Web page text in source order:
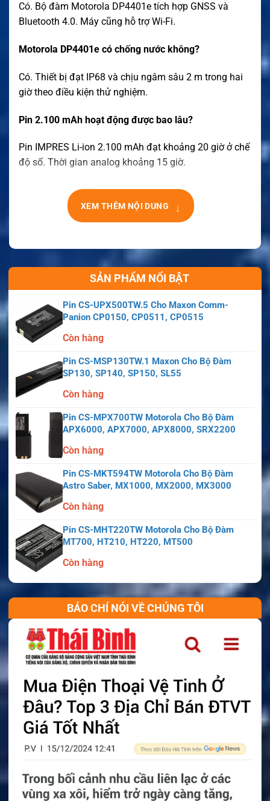
Có. Bộ đàm Motorola DP4401e tích hợp GNSS và
Bluetooth 4.0. Máy cũng hỗ trợ Wi-Fi.
Motorola DP4401e có chống nước không?
Có. Thiết bị đạt IP68 và chịu ngâm sâu 2 m trong hai
giờ theo điều kiện thử nghiệm.
Pin 2.100 mAh hoạt động được bao lâu?
Pin IMPRES Li-ion 2.100 mAh đạt khoảng 20 giờ ở chế
độ số. Thời gian analog khoảng 15 giờ.
XEM THÊM NỘI DUNG ↓
SẢN PHẨM NỔI BẬT
Pin CS-UPX500TW.5 Cho Maxon Comm-
Panion CP0150, CP0511, CP0515
Còn hàng
Pin CS-MSP130TW.1 Maxon Cho Bộ Đàm
SP130, SP140, SP150, SL55
Còn hàng
Pin CS-MPX700TW Motorola Cho Bộ Đàm
APX6000, APX7000, APX8000, SRX2200
Còn hàng
Pin CS-MKT594TW Motorola Cho Bộ Đàm
Astro Saber, MX1000, MX2000, MX3000
Còn hàng
Pin CS-MHT220TW Motorola Cho Bộ Đàm
MT700, HT210, HT220, MT500
Còn hàng
BÁO CHÍ NÓI VỀ CHÚNG TÔI